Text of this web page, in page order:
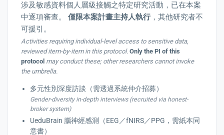
涉及敏感資料個人層級接觸之特定研究活動，已在本案
中逐項審查。 僅限本案計畫主持人執行 ，其他研究者不
可援引。
Activities requiring individual-level access to sensitive data,
reviewed item-by-item in this protocol. Only the PI of this
protocol may conduct these; other researchers cannot invoke
the umbrella.
多元性別深度訪談（需透過系統仲介招募）
Gender-diversity in-depth interviews (recruited via honest-
broker system)
UeduBrain 腦神經感測（EEG／fNIRS／PPG，需紙本同
意書）